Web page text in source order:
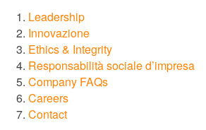
Philadelphia Gear
Leadership
Innovazione
Ethics & Integrity
Responsabilità sociale d’impresa
Company FAQs
Careers
Contact